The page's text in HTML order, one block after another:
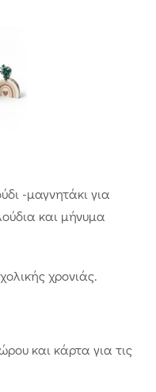
-μαγνητάκι για
και μήνυμα
χρονιάς.
και κάρτα για τις